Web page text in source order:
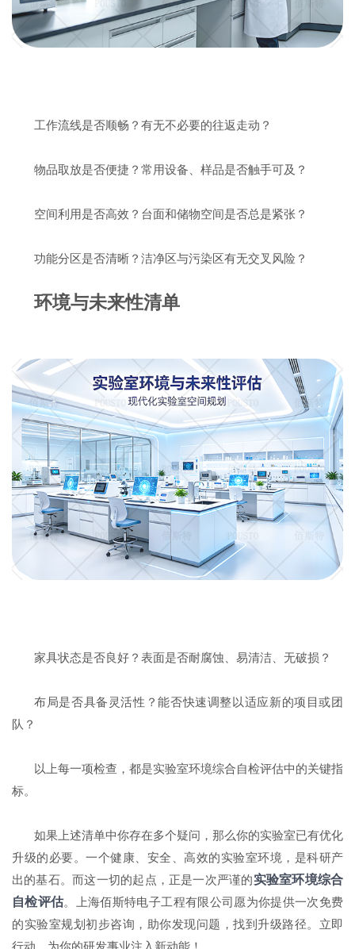
工作流线是否顺畅？有无不必要的往返走动？
物品取放是否便捷？常用设备、样品是否触手可及？
空间利用是否高效？台面和储物空间是否总是紧张？
功能分区是否清晰？洁净区与污染区有无交叉风险？
环境与未来性清单
家具状态是否良好？表面是否耐腐蚀、易清洁、无破损？
布局是否具备灵活性？能否快速调整以适应新的项目或团
队？
以上每一项检查，都是实验室环境综合自检评估中的关键指
标。
如果上述清单中你存在多个疑问，那么你的实验室已有优化
升级的必要。一个健康、安全、高效的实验室环境，是科研产
出的基石。而这一切的起点，正是一次严谨的实验室环境综合
自检评估。上海佰斯特电子工程有限公司愿为你提供一次免费
的实验室规划初步咨询，助你发现问题，找到升级路径。立即